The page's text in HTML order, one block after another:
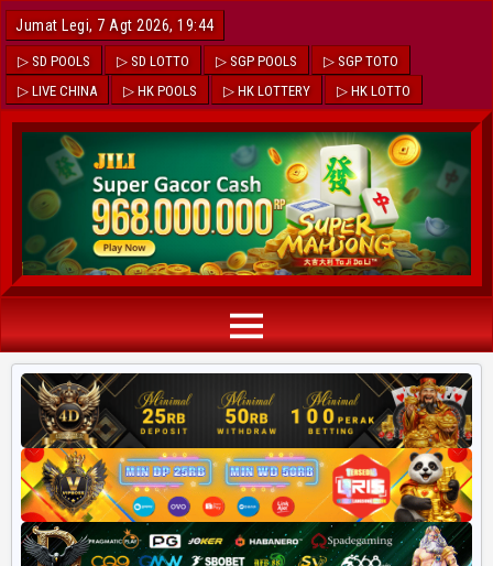
Jumat Legi, 7 Agt 2026, 19:44
▷ SD POOLS ▷ SD LOTTO ▷ SGP POOLS
▷ SGP TOTO
▷ LIVE CHINA
▷ HK POOLS ▷ HK LOTTERY ▷ HK LOTTO